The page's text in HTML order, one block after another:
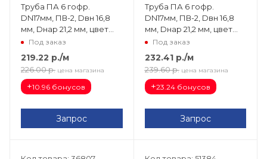
Труба ПА 6 гофр.
DN17мм, ПВ-2, Dвн 16,8
мм, Dнар 21,2 мм, цвет
чёрный PA601721F2
Под заказ
219.22 р./м
226.00 р. цена магазина
+10.96 бонусов
Запрос
Труба ПА 6 гофр.
DN17мм, ПВ-2, Dвн 16,8
мм, Dнар 21,2 мм, цвет
чёрный, с протяжкой
Под заказ
232.41р./м
239.60 р. цена магазина
+23.24 бонусов
Запрос